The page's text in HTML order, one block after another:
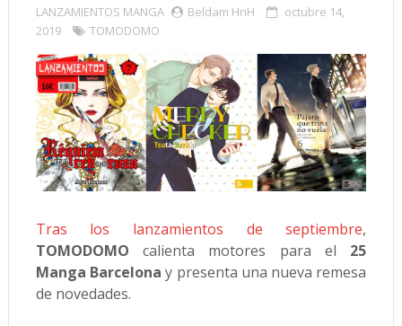
LANZAMIENTOS MANGA Beldam HnH
octubre 14,
2019
TOMODOMO
Tras los lanzamientos de septiembre,
TOMODOMO calienta motores para el 25
Manga Barcelona y presenta una nueva remesa
de novedades.